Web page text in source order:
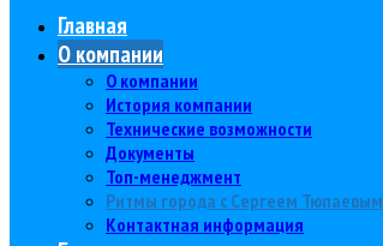
Главная
О компании
О компании
История компании
Технические возможности
Документы
Топ-менеджмент
Ритмы города с Сергеем Тюпаевым
Контактная информация